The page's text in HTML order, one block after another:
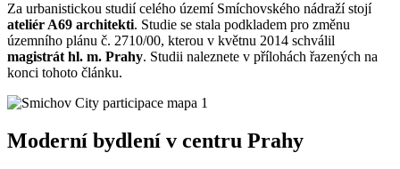
Za urbanistickou studií celého území Smíchovského nádraží stojí
ateliér A69 architekti. Studie se stala podkladem pro změnu
územního plánu č. 2710/00, kterou v květnu 2014 schválil
magistrát hl. m. Prahy. Studii naleznete v přílohách řazených na
konci tohoto článku.
Moderní bydlení v centru Prahy